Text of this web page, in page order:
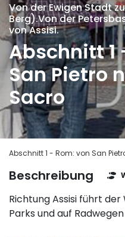
Von der Ewigen Stadt
Berg).Von der
von Assisi.
Abschnitt 1
San Pietro
Sacro
Abschnitt 1 - Rom: von San
Beschreibung
Richtung Assisi führt
Parks und auf